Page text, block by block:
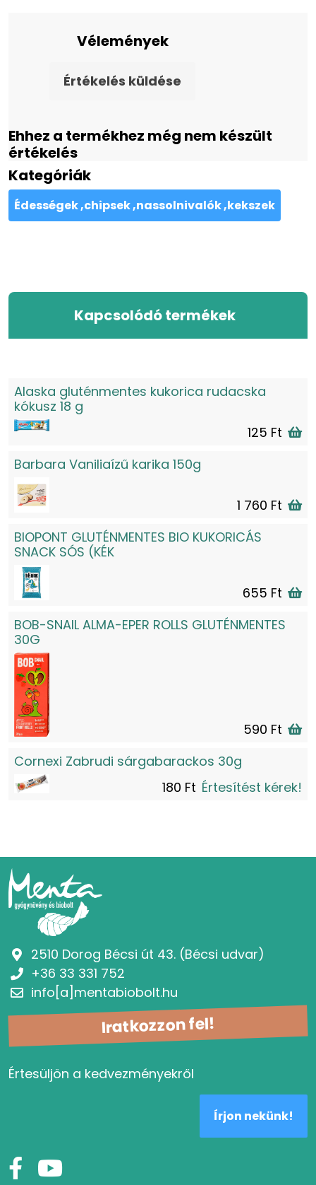
Vélemények
Értékelés küldése
Ehhez a termékhez még nem készült
értékelés
Kategóriák
Édességek ,chipsek ,nassolnivalók ,kekszek
Kapcsolódó termékek
Alaska gluténmentes kukorica rudacska
kókusz 18 g
125 Ft
Barbara Vaniliaízű karika 150g
1 760 Ft
BIOPONT GLUTÉNMENTES BIO KUKORICÁS
SNACK SÓS (KÉK
655 Ft
BOB-SNAIL ALMA-EPER ROLLS GLUTÉNMENTES
30G
590 Ft
Cornexi Zabrudi sárgabarackos 30g
180 Ft Értesítést kérek!
Iratkozzon fel!
Értesüljön a kedvezményekről
Írjon nekünk!
2510 Dorog Bécsi út 43. (Bécsi udvar)
+36 33 331 752
info[a]mentabiobolt.hu